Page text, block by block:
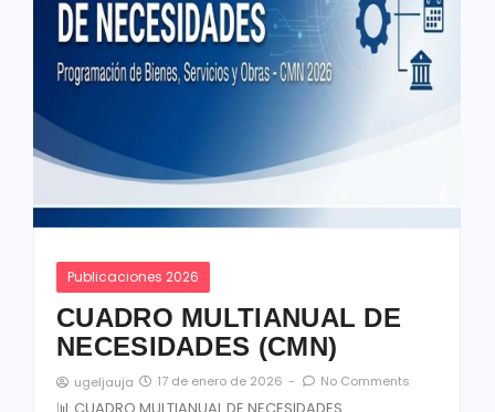
Publicaciones 2026
CUADRO MULTIANUAL DE
NECESIDADES (CMN)
ugeljauja 17 de enero de 2026 - No Comments